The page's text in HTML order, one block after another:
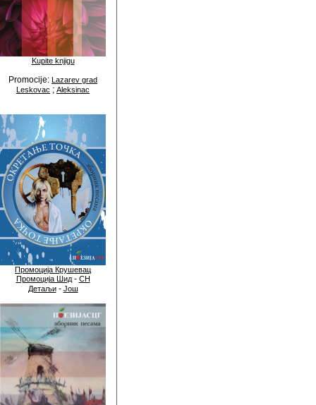
Kupite knjigu
Promocije: Lazarev grad
Leskovac ; Aleksinac
Промоција Крушевац
Промоција Шид- СН
Детаљи- Још